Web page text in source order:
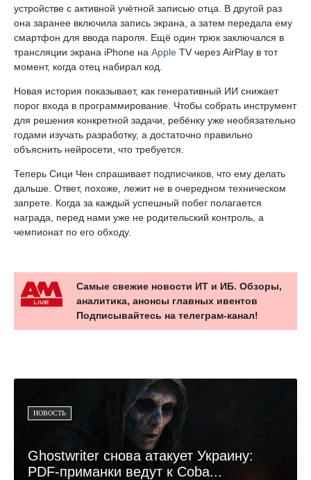
устройстве с активной учётной записью отца. В другой раз
она заранее включила запись экрана, а затем передала ему
смартфон для ввода пароля. Ещё один трюк заключался в
трансляции экрана iPhone на Apple TV через AirPlay в тот
момент, когда отец набирал код.
Новая история показывает, как генеративный ИИ снижает
порог входа в программирование. Чтобы собрать инструмент
для решения конкретной задачи, ребёнку уже необязательно
годами изучать разработку, а достаточно правильно
объяснить нейросети, что требуется.
Теперь Сици Чен спрашивает подписчиков, что ему делать
дальше. Ответ, похоже, лежит не в очередном техническом
запрете. Когда за каждый успешный побег полагается
награда, перед нами уже не родительский контроль, а
чемпионат по его обходу.
Самые свежие новости ИТ и ИБ. Обзоры,
аналитика, анонсы главных ивентов
Подписывайтесь на телеграм-канал!
НОВОСТЬ
Ghostwriter снова атакует Украину:
PDF-приманки ведут к Coba...